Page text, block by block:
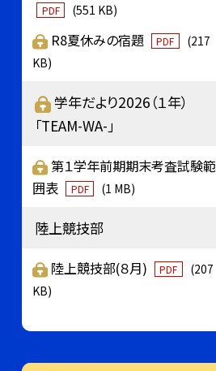
PDF (551 KB)
R8夏休みの宿題 PDF
(217
KB)
学年だより2026（１年）
「TEAM-WA-」
第１学年前期期末考査試験範
囲表
PDF (1 MB)
陸上競技部
陸上競技部(８月) PDF
(207
KB)